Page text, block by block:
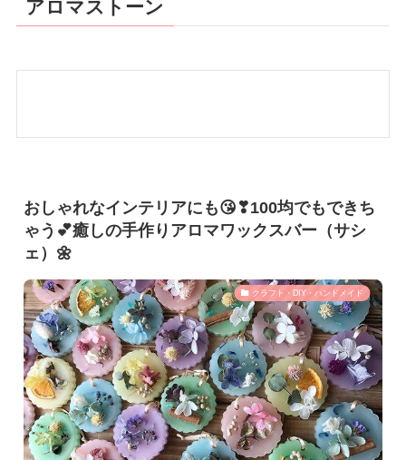
アロマストーン
おしゃれなインテリアにも😘❣100均でもできち
ゃう💕癒しの手作りアロマワックスバー（サシ
ェ）🌼
クラフト・DIY・ハンドメイド